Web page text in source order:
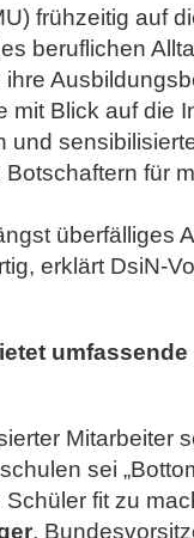
frühzeitig auf
beruflichen
mit Blick auf die
für
überfälliges
erklärt DsiN-
Mitarbeiter
sei
fit zu
,